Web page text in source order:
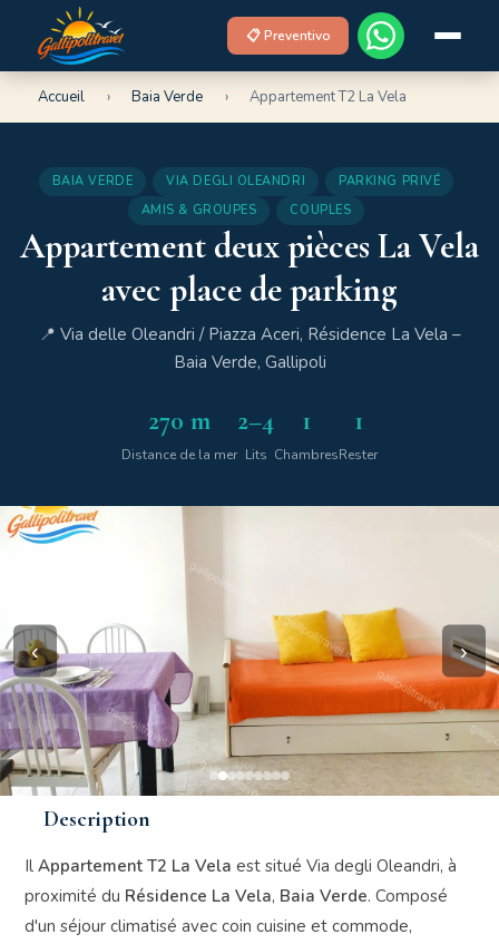
📋 Preventivo
Accueil › Baia Verde › Appartement T2 La Vela
BAIA VERDE VIA DEGLI OLEANDRI
PARKING PRIVÉ
AMIS & GROUPES
COUPLES
Appartement deux pièces La Vela
avec place de parking
📍 Via delle Oleandri / Piazza Aceri, Résidence La Vela –
Baia Verde, Gallipoli
270 m
Distance de la mer
2–4
Lits
1
Chambres
1
Rester
‹ ›
Description
IlAppartement T2 La Vela est situé Via degli Oleandri, à
proximité du Résidence La Vela, Baia Verde. Composé
d'un séjour climatisé avec coin cuisine et commode,